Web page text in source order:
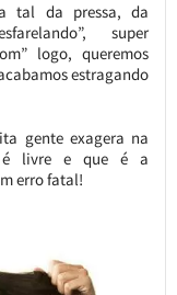
tal da pressa, da
super
logo, queremos
estragando
gente exagera na
é livre e que é a
erro fatal!